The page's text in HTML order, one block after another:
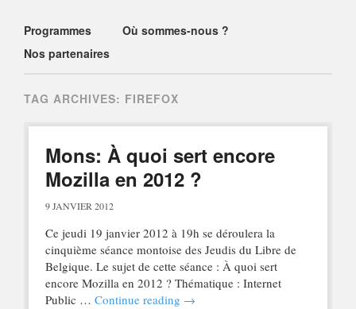
Main menu
Skip
to
content
Programmes
Où sommes-nous ?
Nos partenaires
TAG ARCHIVES: FIREFOX
Mons: À quoi sert encore
Mozilla en 2012 ?
9 JANVIER 2012
Ce jeudi 19 janvier 2012 à 19h se déroulera la
cinquième séance montoise des Jeudis du Libre de
Belgique. Le sujet de cette séance : À quoi sert
encore Mozilla en 2012 ? Thématique : Internet
Public … Continue reading →